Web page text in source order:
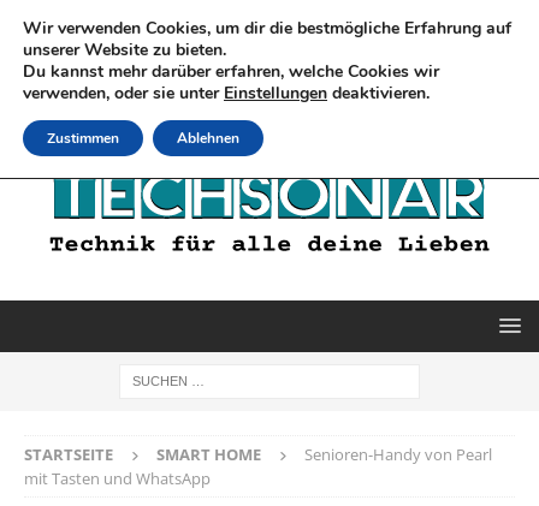
STARTSEITE SMART HOME
Senioren-Handy von Pearl
mit Tasten und WhatsApp
Wir verwenden Cookies, um dir die bestmögliche Erfahrung auf
unserer Website zu bieten.
Du kannst mehr darüber erfahren, welche Cookies wir
verwenden, oder sie unter Einstellungen deaktivieren.
Zustimmen Ablehnen